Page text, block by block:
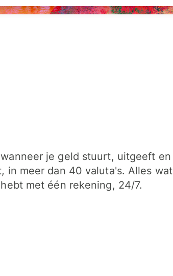
je geld stuurt, uitgeeft en
in meer dan 40 valuta's. Alles wat
met één rekening, 24/7.